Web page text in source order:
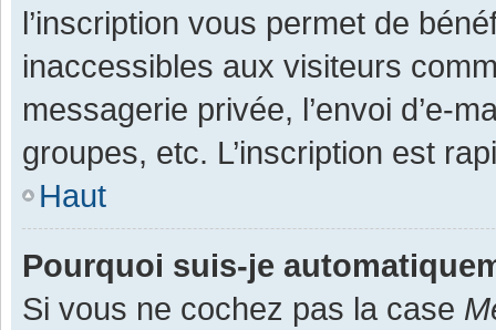
l’inscription vous permet de
inaccessibles aux visiteurs
messagerie privée, l’envoi d’e-
groupes, etc. L’inscription est
Haut
Pourquoi suis-je
Si vous ne cochez pas la case